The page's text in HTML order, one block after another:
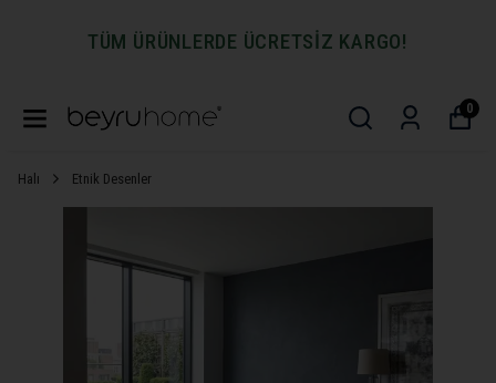
TÜM ÜRÜNLERDE ÜCRETSİZ KARGO!
0
Halı Etnik Desenler